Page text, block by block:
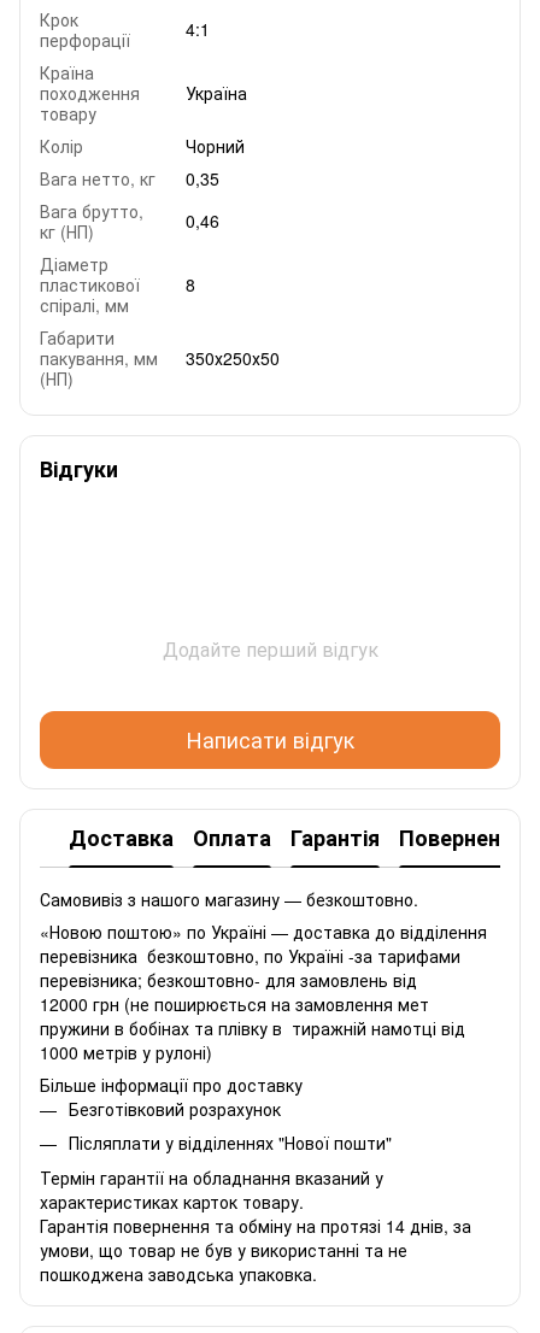
Крок
перфорації
4:1
Країна
походження
товару
Україна
Колір
Чорний
Вага нетто, кг
0,35
Вага брутто,
кг (НП)
0,46
Діаметр
пластикової
спіралі, мм
8
Габарити
пакування, мм
(НП)
350х250х50
Відгуки
Додайте перший відгук
Написати відгук
Доставка Оплата Гарантія Повернення
Самовивіз з нашого магазину — безкоштовно.
«Новою поштою» по Україні — доставка до відділення
перевізника безкоштовно, по Україні -за тарифами
перевізника; безкоштовно- для замовлень від
12000 грн (не поширюється на замовлення мет
пружини в бобінах та плівку в тиражній намотці від
1000 метрів у рулоні)
Більше інформації про доставку
Безготівковий розрахунок
Післяплати у відділеннях "Нової пошти"
Термін гарантії на обладнання вказаний у
характеристиках карток товару.
Гарантія повернення та обміну на протязі 14 днів, за
умови, що товар не був у використанні та не
пошкоджена заводська упаковка.